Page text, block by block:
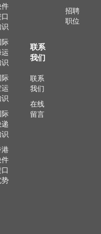
件
际
际
运
际
件
势
招聘
职位
联系
我们
联系
我们
在线
留言